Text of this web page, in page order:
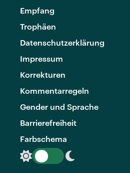
Empfang
Trophäen
Datenschutzerklärung
Impressum
Korrekturen
Kommentarregeln
Gender und Sprache
Barrierefreiheit
Farbschema